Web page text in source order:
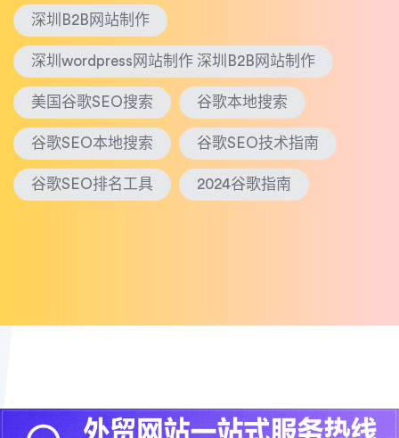
深圳B2B网站制作
深圳wordpress网站制作 深圳B2B网站制作
美国谷歌SEO搜索 谷歌本地搜索
谷歌SEO本地搜索 谷歌SEO技术指南
谷歌SEO排名工具 2024谷歌指南